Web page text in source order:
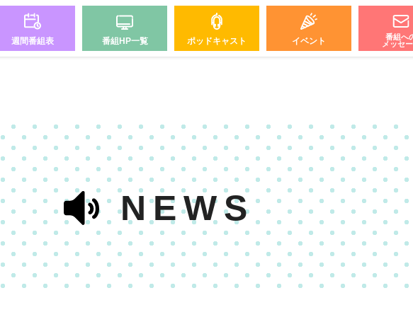
週間番組表 番組HP一覧 ポッドキャスト イベント
番組へ
メッセ
NEWS